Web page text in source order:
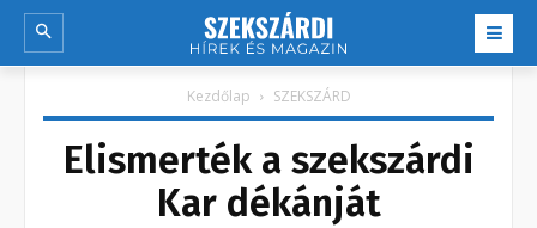
Kezdőlap SZEKSZÁRD
Elismerték a szekszárdi
Kar dékánját